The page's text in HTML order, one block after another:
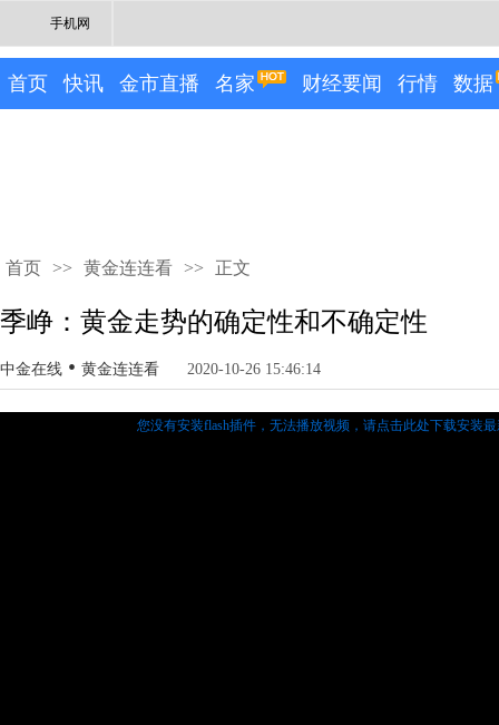
手机网
首页 快讯 金市直播 名家 财经要闻 行情 数据
首页 >> 黄金连连看 >> 正文
季峥：黄金走势的确定性和不确定性
中金在线 • 黄金连连看 2020-10-26 15:46:14
您没有安装flash插件，无法播放视频， 请点击此处下载安装